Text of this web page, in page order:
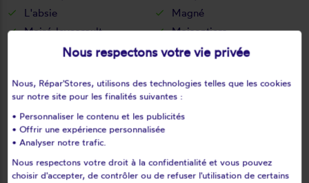
L'absie
Magné
Mairé-levescault
Maisontiers
Marigny
Marnes
Mauzé-sur-le-mignon
Mauzé-thouarsais
Mazières-en-gâtine
Melle
Melleran
Ménigoute
Missé
Moncoutant
Moncoutant-sur-Sèvre
Montalembert
Nous respectons votre vie privée
Nous, Répar'Stores, utilisons des technologies telles que les cookies
sur notre site pour les finalités suivantes :
• Personnaliser le contenu et les publicités
• Offrir une expérience personnalisée
• Analyser notre trafic.
Nous respectons votre droit à la confidentialité et vous pouvez
choisir d'accepter, de contrôler ou de refuser l'utilisation de certains